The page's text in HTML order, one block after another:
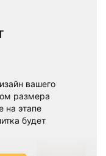
вашего
размера
на этапе
будет